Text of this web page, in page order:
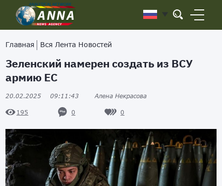
Главная Вся Лента Новостей
Зеленский намерен создать из ВСУ
армию ЕС
20.02.2025 09:11:43 Алена Некрасова
195 0 0